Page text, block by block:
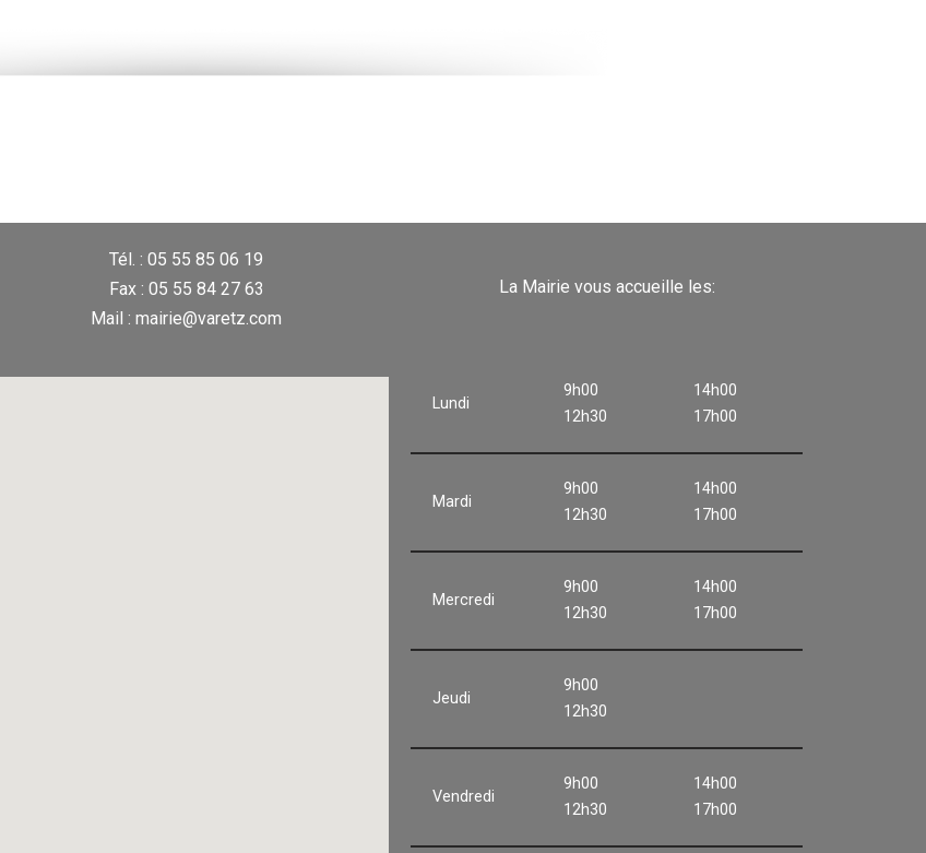
Tél. : 05 55 85 06 19
Fax : 05 55 84 27 63
Mail : mairie@varetz.com
La Mairie vous accueille les:
Lundi
9h00
12h30
14h00
17h00
Mardi
9h00
12h30
14h00
17h00
Mercredi
9h00
12h30
14h00
17h00
Jeudi
9h00
12h30
Vendredi
9h00
12h30
14h00
17h00